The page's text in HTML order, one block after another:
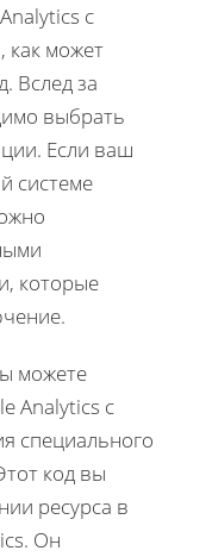
с
как может
Вслед за
выбрать
Если ваш
системе
которые
можете
Analytics с
специального
код вы
ресурса в
Он